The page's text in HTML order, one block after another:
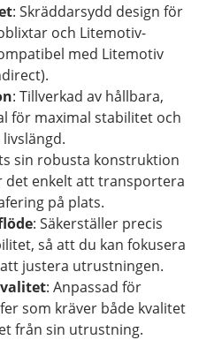
: Skräddarsydd design för
och Litemotiv-
med Litemotiv
: Tillverkad av hållbara,
för maximal stabilitet och
livslängd.
sin robusta konstruktion
det enkelt att transportera
på plats.
: Säkerställer precis
så att du kan fokusera
justera utrustningen.
: Anpassad för
som kräver både kvalitet
från sin utrustning.